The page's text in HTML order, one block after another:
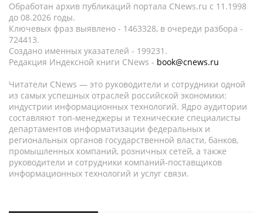
Обработан архив публикаций портала CNews.ru c 11.1998
до 08.2026 годы.
Ключевых фраз выявлено - 1463328, в очереди разбора -
724413.
Создано именных указателей - 199231.
Редакция Индексной книги CNews - book@cnews.ru
Читатели CNews — это руководители и сотрудники одной
из самых успешных отраслей российской экономики:
индустрии информационных технологий. Ядро аудитории
составляют топ-менеджеры и технические специалисты
департаментов информатизации федеральных и
региональных органов государственной власти, банков,
промышленных компаний, розничных сетей, а также
руководители и сотрудники компаний-поставщиков
информационных технологий и услуг связи.